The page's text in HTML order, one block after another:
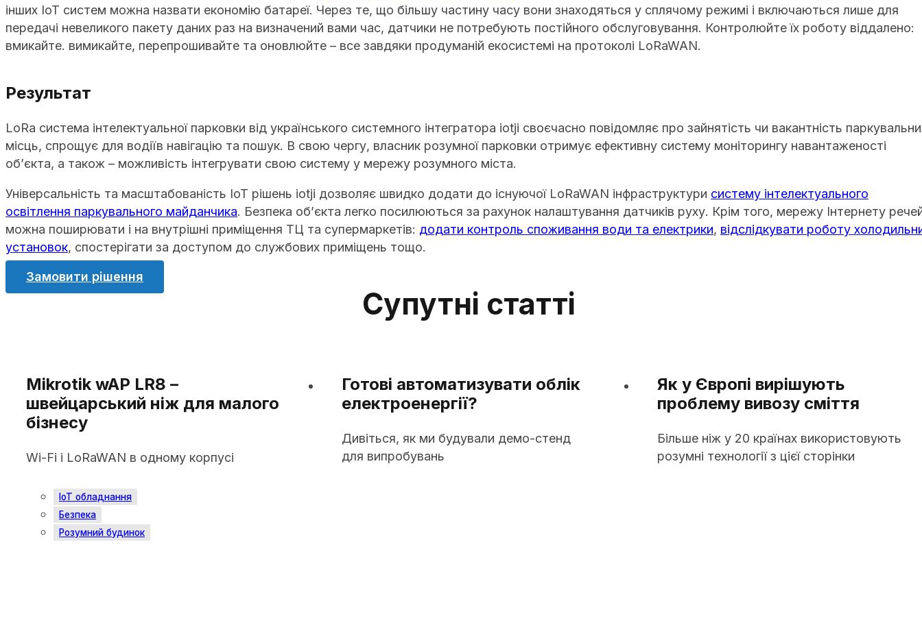
інших IoT систем можна назвати економію батареї. Через те, що більшу частину часу вони знаходяться у сплячому режимі і включаються лише для
передачі невеликого пакету даних раз на визначений вами час, датчики не потребують постійного обслуговування. Контролюйте їх роботу віддалено:
вмикайте. вимикайте, перепрошивайте та оновлюйте – все завдяки продуманій екосистемі на протоколі LoRaWAN.
Результат
LoRa система інтелектуальної парковки від українського системного інтегратора iotji своєчасно повідомляє про зайнятість чи вакантність
місць, спрощує для водіїв навігацію та пошук. В свою чергу, власник розумної парковки отримує ефективну систему моніторингу навантаженості
об’єкта, а також – можливість інтегрувати свою систему у мережу розумного міста.
Універсальність та масштабованість IoT рішень iotji дозволяє швидко додати до існуючої LoRaWAN інфраструктури систему інтелектуального
освітлення паркувального майданчика. Безпека об’єкта легко посилюються за рахунок налаштування датчиків руху. Крім того, мережу Інтернету
можна поширювати і на внутрішні приміщення ТЦ та супермаркетів: додати контроль споживання води та електрики, відслідкувати роботу
установок, спостерігати за доступом до службових приміщень тощо.
Замовити рішення
Супутні статті
Mikrotik wAP LR8 –
швейцарський ніж для малого
бізнесу
Wi-Fi і LoRaWAN в одному корпусі
IoT обладнання
Безпека
Розумний будинок
Готові автоматизувати облік
електроенергії?
Дивіться, як ми будували демо-стенд
для випробувань
Як у Європі вирішують
проблему вивозу сміття
Більше ніж у 20 країнах використовують
розумні технології з цієї сторінки